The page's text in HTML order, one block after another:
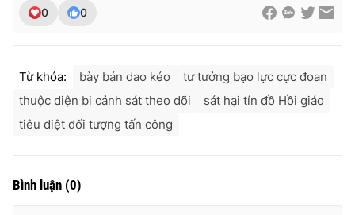
0 0
Từ khóa: bày bán dao kéo
tư tưởng bạo lực cực đoan
thuộc diện bị cảnh sát theo dõi
sát hại tín đồ Hồi giáo
tiêu diệt đối tượng tấn công
Bình luận (0)